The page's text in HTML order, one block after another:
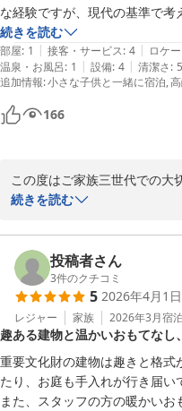
ではございますが、お客様が
で損なうことのないよう、今
また、楽しみにされていたご
対応や雰囲気により、ゆった
けなかったとのこと、誠に申
ば、お客様それぞれのペース
くお過ごしいただくべきと
ました。いただいたご指摘
ビスのあり方を改めて見直し
しになりたかったとのお言葉
これからも歴史あるクラシッ
ら、快適さとの調和を図り、
ご提供できますよう努めてま
またお迎えできる機会をいた
な経験ですが、現代の基準で考
いです。ベッド二台とソファー
はいっぱいでスーツケースを広
も別々ではありません。客単価
屋を繋げて二間続きにした方が
は、当然ながら海側は最高でし
夕食は鉄板焼きでした。特に
タトゥイユのようなソースで
す。メインは伊勢海老か、A5
した。海老のビスクソースは
ような中年世代にはかなり脂
朝食については、全体的に美
はありませんでした。メヒカ
続きを読む
部屋: 1 | 接客・サービス: 4 | ロケ
温泉・お風呂: 1 | 設備: 4 | 清潔さ: 5
追加情報:小さな子供と一緒に宿泊
166
この度はご家族三世代での大
をご利用いただき誠にありが
げます。
歴史あるクラシックホテルで
にもかかわらず、お部屋の広
うことができずご不便をお掛
げます。建物の構造上すぐの
ただきました貴重なご意見は
ごしいただけるサービス向
す。
続きを読む
投稿者さん
3件のクチコミ
5 2026年4月1日
レジャー 家族 2026年3月宿泊
趣ある建物と温かいおもてなし
重要文化財の建物は趣きと格式
たり、お庭も手入れが行き届い
また、スタッフの方の暖かい